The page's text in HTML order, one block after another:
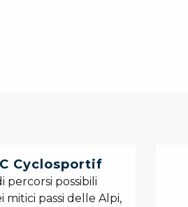
Cyclosportif
percorsi possibili
mitici passi delle Alpi,